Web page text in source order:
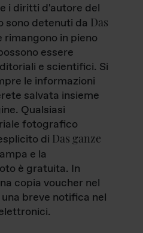
i diritti d'autore del
detenuti da Das
rimangono in pieno
essere
e scientifici. Si
le informazioni
salvata insieme
Qualsiasi
fotografico
di Das ganze
e la
è gratuita. In
copia voucher nel
breve notifica nel